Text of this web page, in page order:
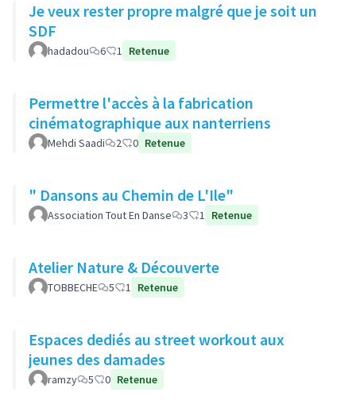
Je veux rester propre malgré que je soit un
SDF
hadadou 6 1 Retenue
Permettre l'accès à la fabrication
cinématographique aux nanterriens
Mehdi Saadi 2 0 Retenue
" Dansons au Chemin de L'Ile"
Association Tout En Danse 3 1 Retenue
Atelier Nature & Découverte
TOBBECHE 5 1 Retenue
Espaces dediés au street workout aux
jeunes des damades
ramzy 5 0 Retenue